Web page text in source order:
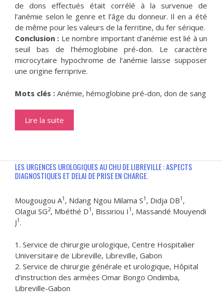
de dons effectués était corrélé à la survenue de
l’anémie selon le genre et l’âge du donneur. Il en a été
de même pour les valeurs de la ferritine, du fer sérique.
Conclusion : Le nombre important d’anémie est lié à un
seuil bas de l’hémoglobine pré-don. Le caractère
microcytaire hypochrome de l’anémie laisse supposer
une origine ferriprive.
Mots clés : Anémie, hémoglobine pré-don, don de sang
Lire la suite
LES URGENCES UROLOGIQUES AU CHU DE LIBREVILLE : ASPECTS
DIAGNOSTIQUES ET DELAI DE PRISE EN CHARGE.
Mougougou A1 , Ndang Ngou Milama S1 , Didja DB1 ,
Olagui SG2, Mbéthé D1 , Bissiriou I 1 , Massandé Mouyendi
J1.
1. Service de chirurgie urologique, Centre Hospitalier
Universitaire de Libreville, Libreville, Gabon
2. Service de chirurgie générale et urologique, Hôpital
d’instruction des armées Omar Bongo Ondimba,
Libreville-Gabon